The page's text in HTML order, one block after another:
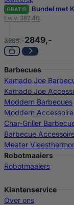
GRATIS Bundel met
t.w.v. 387,40
3285,-2849,-
Barbecues
Kamado Joe
Kamado Joe
Moddern Barbecues
Moddern
Char-Griller
Barbecue
Meater
Robotmaaiers
Robotmaaiers
Klantenservice
Over ons